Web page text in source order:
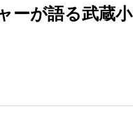
ーが語る武蔵小